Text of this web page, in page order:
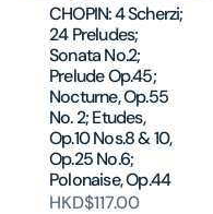
CHOPIN: 4 Scherzi;
24 Preludes;
Sonata No.2;
Prelude Op.45;
Nocturne, Op.55
No. 2; Etudes,
Op.10 Nos.8 & 10,
Op.25 No.6;
Polonaise, Op.44
HKD$117.00